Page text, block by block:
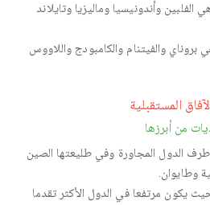
الفلبين وأندونيسيا وماليزيا وتايلاند
بروناي والفيتنام والكامبودج واللاووس
المستقبلية
من أبرزھا
الدول المجاورة وفي طليعتھا الصين
وطايوان.
يكون مرتفعا في الدول الأكثر تقدما